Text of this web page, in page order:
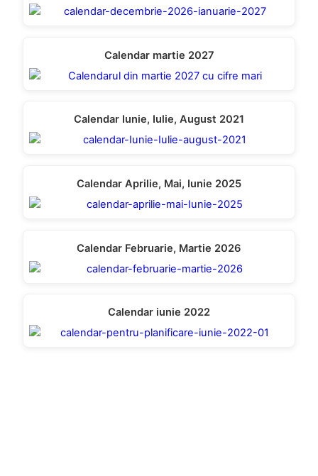
Calendar martie 2027
Calendar Iunie, Iulie, August 2021
Calendar Aprilie, Mai, Iunie 2025
Calendar Februarie, Martie 2026
Calendar iunie 2022